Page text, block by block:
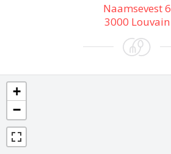
Naamsevest 6
3000 Louvain
+
−